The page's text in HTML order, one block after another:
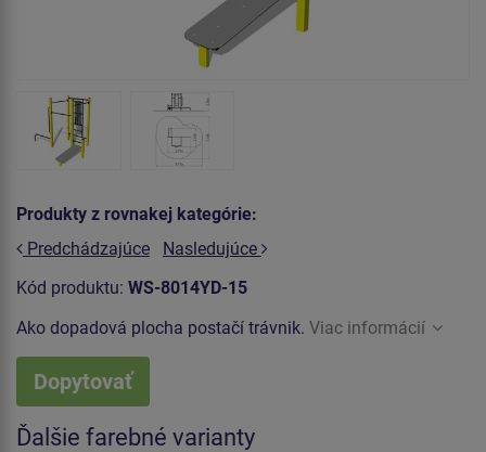
Produkty z rovnakej kategórie:
Predchádzajúce
Nasledujúce
Kód produktu: WS-8014YD-15
Ako dopadová plocha postačí trávnik. Viac informácií
Dopytovať
Ďalšie farebné varianty